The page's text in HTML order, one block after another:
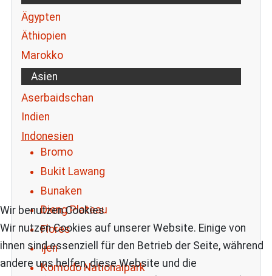
Ägypten
Äthiopien
Marokko
Asien
Aserbaidschan
Indien
Indonesien
Bromo
Bukit Lawang
Bunaken
Dieng Plateau
Flores
Ijen
Komodo Nationalpark
Wir benutzen Cookies
Wir nutzen Cookies auf unserer Website. Einige von
ihnen sind essenziell für den Betrieb der Seite, während
andere uns helfen, diese Website und die